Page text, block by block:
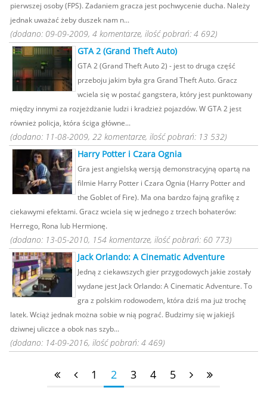
pierwszej osoby (FPS). Zadaniem gracza jest pochwycenie ducha. Należy
jednak uważać żeby duszek nam n...
(dodano: 09-09-2009, 4 komentarze, ilość pobrań: 4 692)
GTA 2 (Grand Theft Auto)
GTA 2 (Grand Theft Auto 2) - jest to druga część
przeboju jakim była gra Grand Theft Auto. Gracz
wciela się w postać gangstera, który jest punktowany
między innymi za rozjeżdżanie ludzi i kradzież pojazdów. W GTA 2 jest
również policja, która ściga główne...
(dodano: 11-08-2009, 22 komentarze, ilość pobrań: 13 532)
Harry Potter i Czara Ognia
Gra jest angielską wersją demonstracyjną opartą na
filmie Harry Potter i Czara Ognia (Harry Potter and
the Goblet of Fire). Ma ona bardzo fajną grafikę z
ciekawymi efektami. Gracz wciela się w jednego z trzech bohaterów:
Herrego, Rona lub Hermionę.
(dodano: 13-05-2010, 154 komentarze, ilość pobrań: 60 773)
Jack Orlando: A Cinematic Adventure
Jedną z ciekawszych gier przygodowych jakie zostały
wydane jest Jack Orlando: A Cinematic Adventure. To
gra z polskim rodowodem, która dziś ma już trochę
latek. Wciąż jednak można sobie w nią pograć. Budzimy się w jakiejś
dziwnej uliczce a obok nas szyb...
(dodano: 14-09-2016, ilość pobrań: 4 469)
1 2 3 4 5